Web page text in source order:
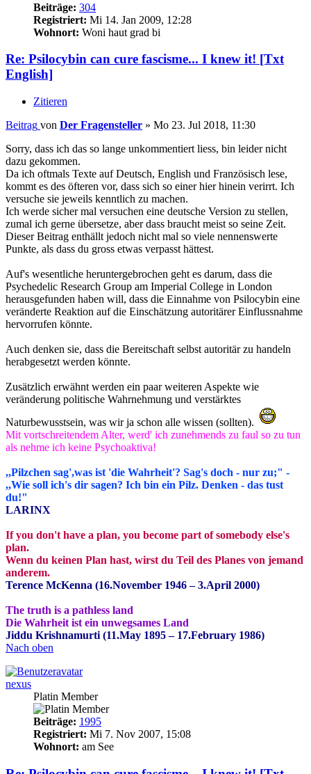
Beiträge: 304
Registriert: Mi 14. Jan 2009, 12:28
Wohnort: Woni haut grad bi
Re: Psilocybin can cure fascisme... I knew it! [Txt
English]
Zitieren
Beitrag von Der Fragensteller » Mo 23. Jul 2018, 11:30
Sorry, dass ich das so lange unkommentiert liess, bin leider nicht
dazu gekommen.
Da ich oftmals Texte auf Deutsch, English und Französisch lese,
kommt es des öfteren vor, dass sich so einer hier hinein verirrt. Ich
versuche sie jeweils kenntlich zu machen.
Ich werde sicher mal versuchen eine deutsche Version zu stellen,
zumal ich gerne übersetze, aber dass braucht meist so seine Zeit.
Dieser Beitrag enthällt jedoch nicht mal so viele nennenswerte
Punkte, als dass du gross etwas verpasst hättest.
Auf's wesentliche heruntergebrochen geht es darum, dass die
Psychedelic Research Group am Imperial College in London
herausgefunden haben will, dass die Einnahme von Psilocybin eine
veränderte Reaktion auf die Einschätzung autoritärer Einflussnahme
hervorrufen könnte.
Auch denken sie, dass die Bereitschaft selbst autoritär zu handeln
herabgesetzt werden könnte.
Zusätzlich erwähnt werden ein paar weiteren Aspekte wie
veränderung politische Wahrnehmung und verstärktes
Naturbewusstsein, was wir ja schon alle wissen (sollten).
Mit vortschreitendem Alter, werd' ich zunehmends zu faul so zu tun
als nehme ich keine Psychoaktiva!
,,Pilzchen sag',was ist 'die Wahrheit'? Sag's doch - nur zu;" -
,,Wie soll ich's dir sagen? Ich bin ein Pilz. Denken - das tust
du!"
LARINX
If you don't have a plan, you become part of somebody else's
plan.
Wenn du keinen Plan hast, wirst du Teil des Planes von jemand
anderem.
Terence McKenna (16.November 1946 – 3.April 2000)
The truth is a pathless land
Die Wahrheit ist ein unwegsames Land
Jiddu Krishnamurti (11.May 1895 – 17.February 1986)
Nach oben
nexus
Platin Member
Beiträge: 1995
Registriert: Mi 7. Nov 2007, 15:08
Wohnort: am See